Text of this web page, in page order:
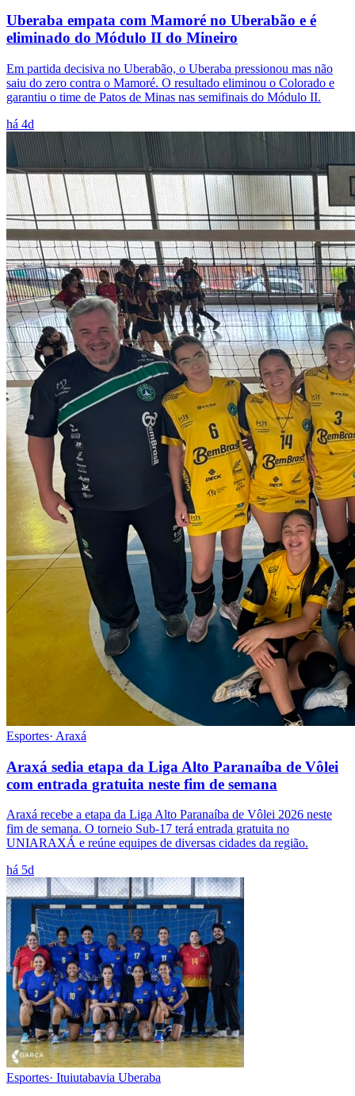
Uberaba empata com Mamoré no Uberabão e é
eliminado do Módulo II do Mineiro
Em partida decisiva no Uberabão, o Uberaba pressionou mas não
saiu do zero contra o Mamoré. O resultado eliminou o Colorado e
garantiu o time de Patos de Minas nas semifinais do Módulo II.
há 4d
Esportes· Araxá
Araxá sedia etapa da Liga Alto Paranaíba de Vôlei
com entrada gratuita neste fim de semana
Araxá recebe a etapa da Liga Alto Paranaíba de Vôlei 2026 neste
fim de semana. O torneio Sub-17 terá entrada gratuita no
UNIARAXÁ e reúne equipes de diversas cidades da região.
há 5d
Esportes· Ituiutabavia Uberaba